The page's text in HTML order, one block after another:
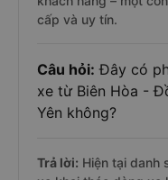
cấp và uy tín.
Câu hỏi: Đây có
xe từ Biên Hòa -
Yên không?
Trả lời: Hiện tại danh